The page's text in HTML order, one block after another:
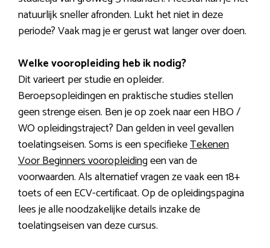
natuurlijk sneller afronden. Lukt het niet in deze
periode? Vaak mag je er gerust wat langer over doen.
Welke vooropleiding heb ik nodig?
Dit varieert per studie en opleider.
Beroepsopleidingen en praktische studies stellen
geen strenge eisen. Ben je op zoek naar een HBO /
WO opleidingstraject? Dan gelden in veel gevallen
toelatingseisen. Soms is een specifiekeTekenen
Voor Beginners vooropleidingeen van de
voorwaarden. Als alternatief vragen ze vaak een 18+
toets of een ECV-certificaat. Op de opleidingspagina
lees je alle noodzakelijke details inzake de
toelatingseisen van deze cursus.